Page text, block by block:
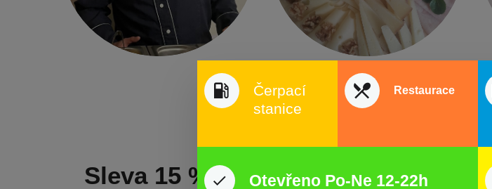
Sleva 15 % do lanového centra
Čerpací
stanice
Restaurace
Otevřeno Po-Ne 12-22h